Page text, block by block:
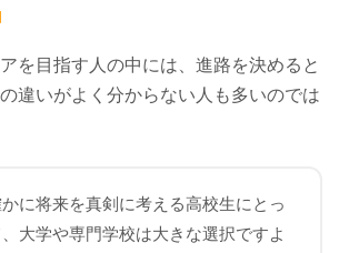
を目指す人の中には、進路を決めると
違いがよく分からない人も多いのでは
に将来を真剣に考える高校生にとっ
大学や専門学校は大きな選択ですよ